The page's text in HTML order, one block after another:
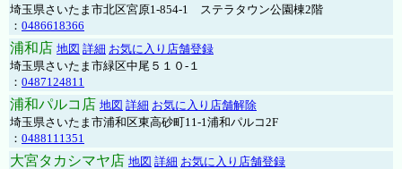
埼玉県さいたま市北区宮原1-854-1 ステラタウン公園棟2階
： 0486618366
浦和店 地図 詳細 お気に入り店舗登録
埼玉県さいたま市緑区中尾５１０-１
： 0487124811
浦和パルコ店 地図 詳細 お気に入り店舗解除
埼玉県さいたま市浦和区東高砂町11-1浦和パルコ2F
： 0488111351
大宮タカシマヤ店 地図 詳細 お気に入り店舗登録